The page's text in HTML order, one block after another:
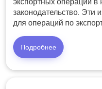
экспортных операций в
законодательство. Эти
для операций по
Подробнее